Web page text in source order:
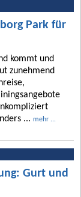
Park für
kommt und
zunehmend
... mehr ...
Gurt und